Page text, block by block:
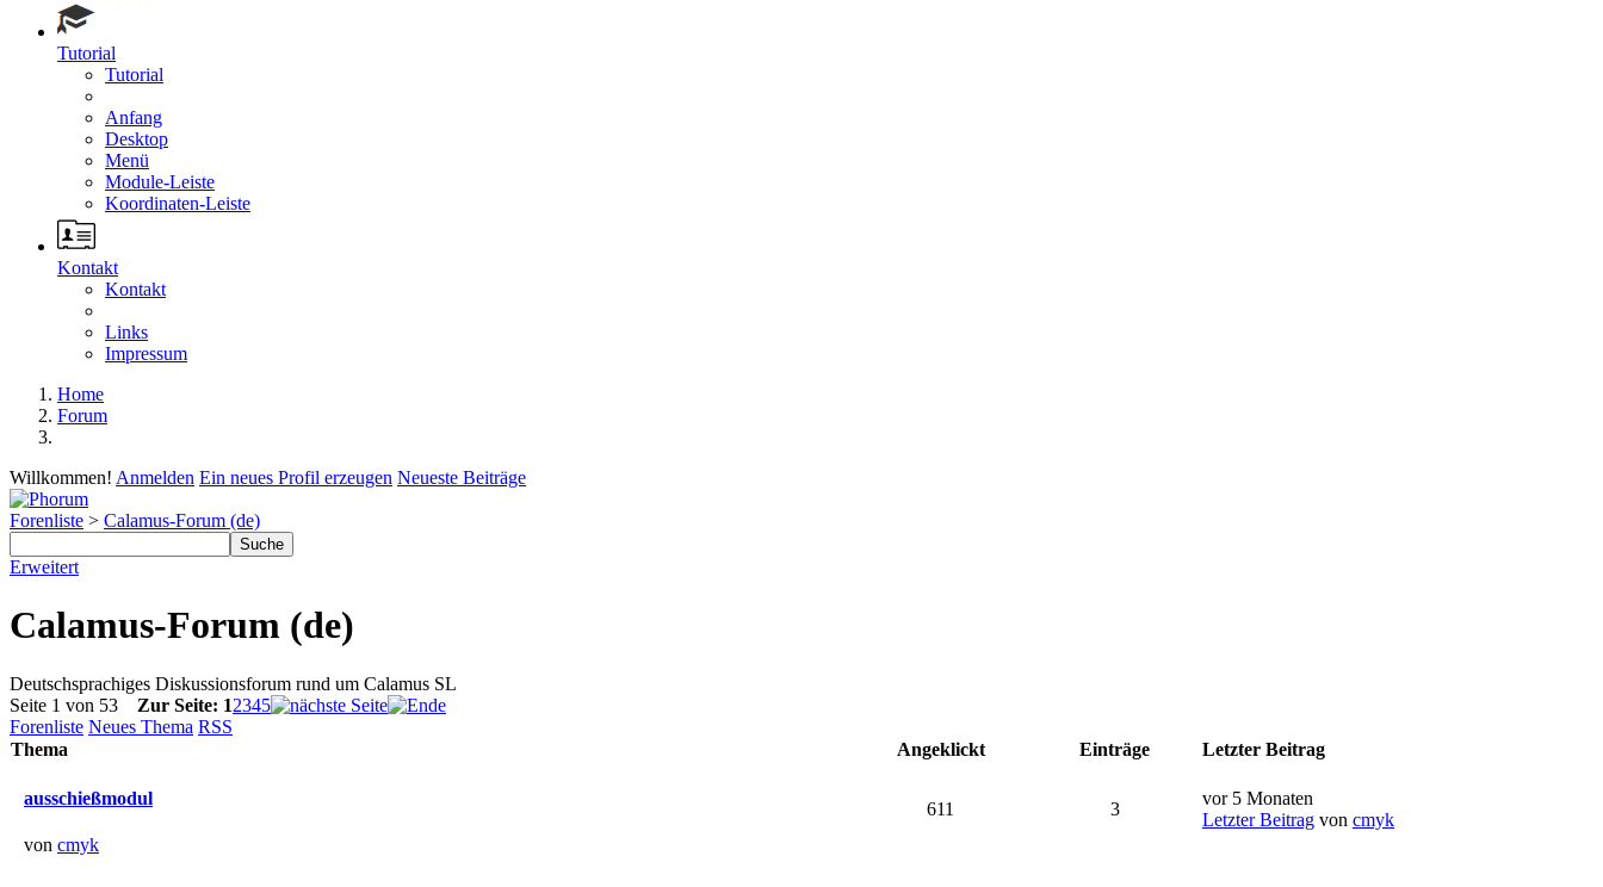
Tutorial
Tutorial
Anfang
Desktop
Menü
Module-Leiste
Koordinaten-Leiste
Kontakt
Kontakt
Links
Impressum
Home
Forum
Willkommen! Anmelden Ein neues Profil erzeugen Neueste Beiträge
Forenliste > Calamus-Forum (de)
Erweitert
Calamus-Forum (de)
Deutschsprachiges Diskussionsforum rund um Calamus SL
Seite 1 von 53 Zur Seite: 12345
Forenliste Neues Thema RSS
Thema
Angeklickt Einträge Letzter Beitrag
ausschießmodul
von cmyk
611 3
vor 5 Monaten
Letzter Beitrag von cmyk